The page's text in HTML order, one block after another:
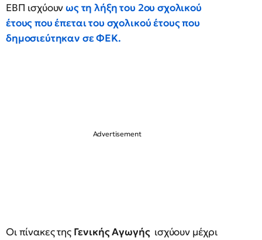
ΕΒΠ ισχύουνως τη λήξη του 2ου σχολικού
έτους που έπεται του σχολικού έτους που
δημοσιεύτηκαν σε ΦΕΚ.
Οι πίνακες της Γενικής Αγωγής ισχύουν μέχρι